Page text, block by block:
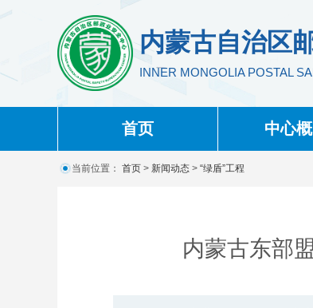
内蒙古自治区
INNER MONGOLIA POSTAL
首页 中心
当前位置： 首页 > 新闻动态 > “绿盾”工程